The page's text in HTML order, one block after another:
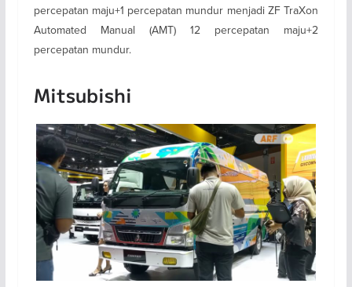
percepatan maju+1 percepatan mundur menjadi ZF TraXon
Automated Manual (AMT) 12 percepatan maju+2
percepatan mundur.
Mitsubishi